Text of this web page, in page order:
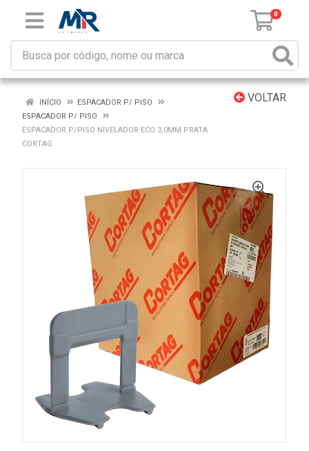
0
VOLTAR
INÍCIO
ESPACADOR P/ PISO
ESPACADOR P/ PISO
ESPACADOR P/PISO NIVELADOR ECO 3,0MM PRATA
CORTAG